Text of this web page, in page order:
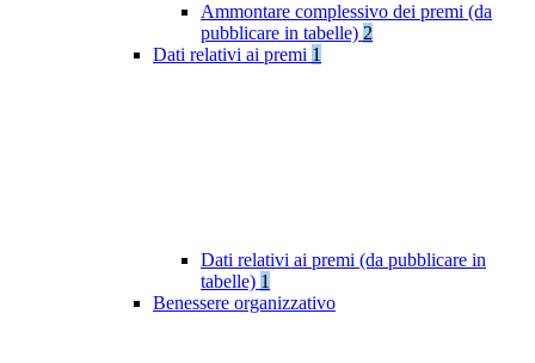
Ammontare complessivo dei premi (da
pubblicare in tabelle) 2
Dati relativi ai premi 1
Dati relativi ai premi (da pubblicare in
tabelle) 1
Benessere organizzativo